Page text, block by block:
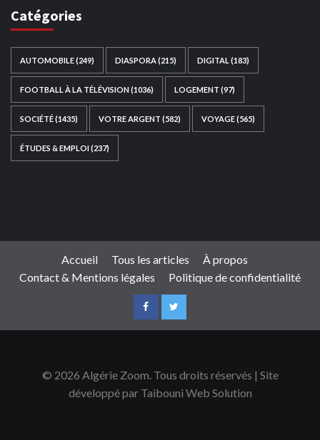
Catégories
AUTOMOBILE(249) DIASPORA (215) DIGITAL (183)
FOOTBALL À LA TÉLÉVISION(1036) LOGEMENT (97)
SOCIÉTÉ(1435) VOTRE ARGENT (582) VOYAGE(565)
ÉTUDES & EMPLOI(237)
Accueil Tous les articles
À propos
Contact & Mentions légales
Politique de confidentialité
© 2026 Algérie Zoom. Tous droits réservés | Site
développé par Taibouni Web Solution